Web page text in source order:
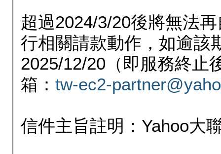
超過2024/3/20後將無法
行相關請款動作，如逾該
2025/12/20（即服務終止
箱： tw-ec2-
信件主旨註明：Yahoo大